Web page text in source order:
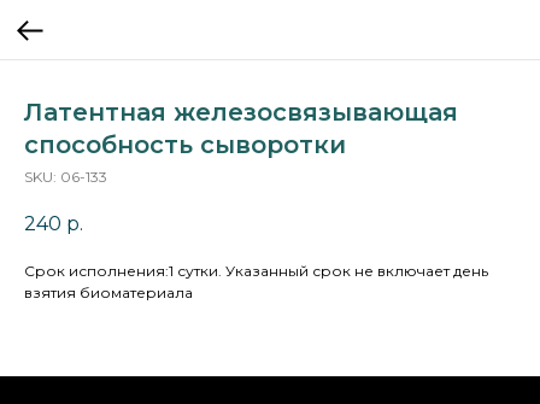
Латентная железосвязывающая
способность сыворотки
SKU: 06-133
240 р.
Cрок исполнения:1 сутки. Указанный срок не включает день
взятия биоматериала